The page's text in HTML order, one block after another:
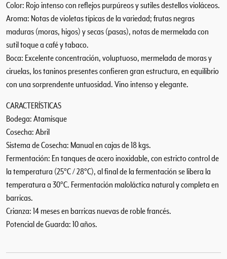
i
d
a
Color: Rojo intenso con reflejos purpúreos y sutiles destellos violáceos.
Aroma: Notas de violetas típicas de la variedad; frutas negras
maduras (moras, higos) y secas (pasas), notas de mermelada con
sutil toque a café y tabaco.
Boca: Excelente concentración, voluptuoso, mermelada de moras y
ciruelas, los taninos presentes confieren gran estructura, en equilibrio
con una sorprendente untuosidad. Vino intenso y elegante.
CARACTERÍSTICAS
Bodega: Atamisque
Cosecha: Abril
Sistema de Cosecha: Manual en cajas de 18 kgs.
Fermentación: En tanques de acero inoxidable, con estricto control de
la temperatura (25°C / 28°C), al final de la fermentación se libera la
temperatura a 30°C. Fermentación maloláctica natural y completa en
barricas.
Crianza: 14 meses en barricas nuevas de roble francés.
Potencial de Guarda: 10 años.